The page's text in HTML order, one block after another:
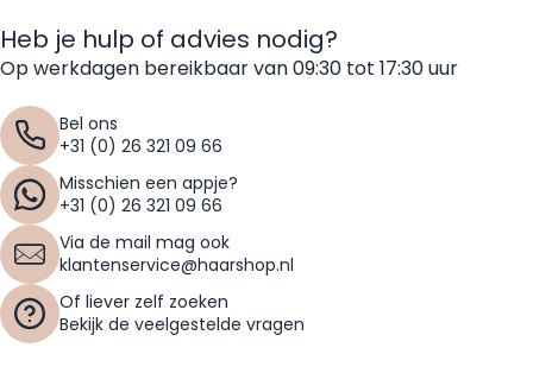
Heb je hulp of advies nodig?
Op werkdagen bereikbaar van 09:30 tot 17:30 uur
Bel ons
+31 (0) 26 321 09 66
Misschien een appje?
+31 (0) 26 321 09 66
Via de mail mag ook
klantenservice@haarshop.nl
Of liever zelf zoeken
Bekijk de veelgestelde vragen